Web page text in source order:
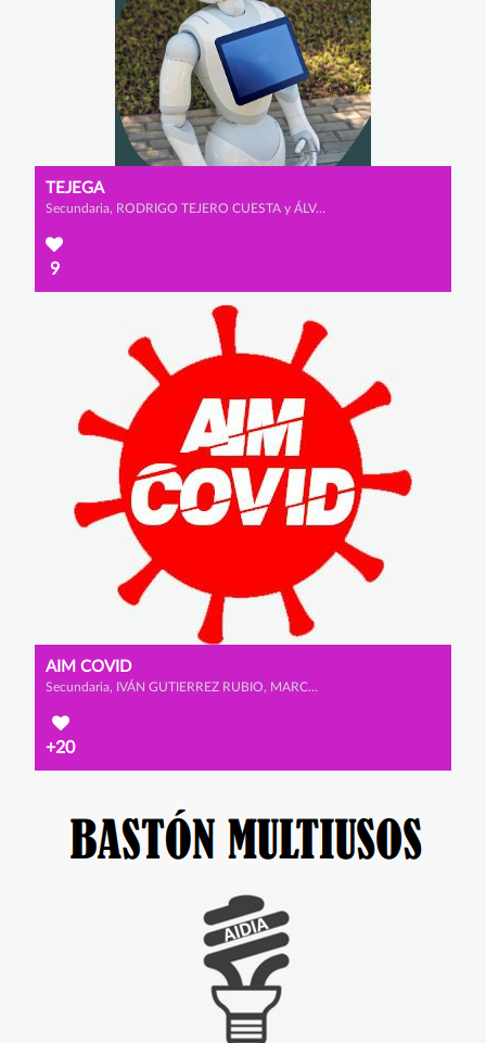
TEJEGA
Secundaria, RODRIGO TEJERO CUESTA y ÁLVARO ORTEGA FERNÁNDEZ
9
AIM COVID
Secundaria, IVÁN GUTIERREZ RUBIO, MARCO LÓPEZ GÓMEZ y ADRIÁN GARCÍA SANTAMARÍA
+20